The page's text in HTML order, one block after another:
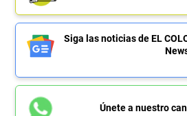
Siga las noticias de EL
Únete a nuestro